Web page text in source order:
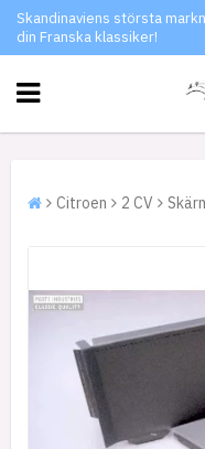
Skandinaviens största
din Franska klassiker!
Citroen 2 CV